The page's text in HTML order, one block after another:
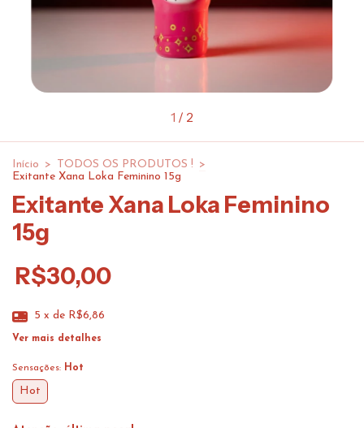
1 / 2
Início > TODOS OS PRODUTOS ! >
Exitante Xana Loka Feminino 15g
Exitante Xana Loka Feminino
15g
R$30,00
5 x de R$6,86
Ver mais detalhes
Sensações: Hot
Hot